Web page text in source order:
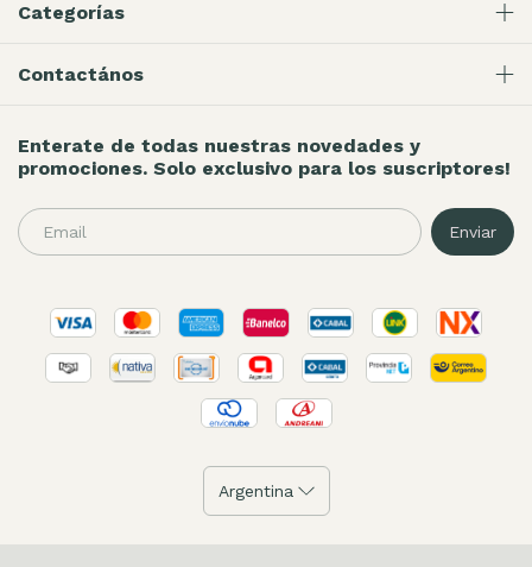
Categorías
Contactános
Enterate de todas nuestras novedades y
promociones. Solo exclusivo para los suscriptores!